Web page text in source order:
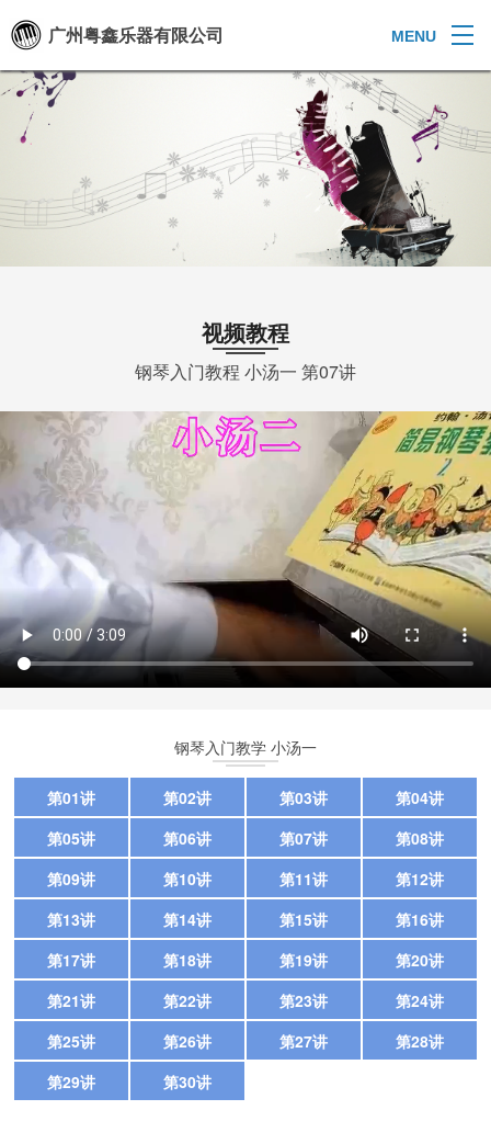
广州粤鑫乐器有限公司 MENU
视频教程
钢琴入门教程 小汤一 第07讲
钢琴入门教学 小汤一
第01讲 第02讲 第03讲
第04讲
第05讲
第06讲 第07讲
第08讲
第09讲
第10讲 第11讲
第12讲
第13讲
第14讲 第15讲
第16讲
第17讲
第18讲 第19讲
第20讲
第21讲
第22讲 第23讲
第24讲
第25讲
第26讲 第27讲
第28讲
第29讲
第30讲